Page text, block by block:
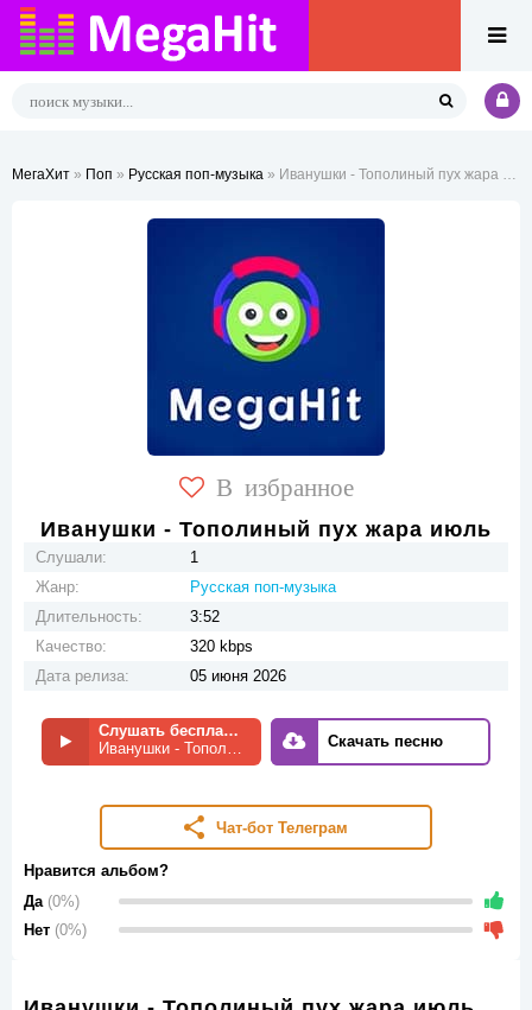
МегаХит » Поп » Русская поп-музыка » Иванушки - Тополиный пух жара июль
В избранное
Иванушки - Тополиный пух жара июль
Слушали:
1
Жанр:
Русская поп-музыка
Длительность:
3:52
Качество:
320 kbps
Дата релиза:
05 июня 2026
Слушать бесплатно
Иванушки - Тополиный пух жара июль
Скачать песню
Чат-бот Телеграм
Нравится альбом?
Да (0%)
Нет (0%)